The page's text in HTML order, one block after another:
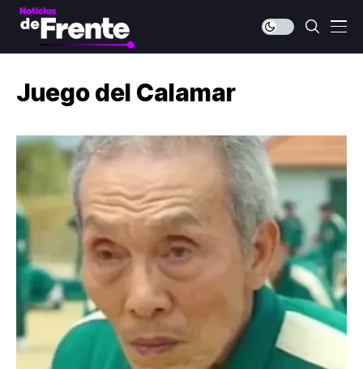
Juego del Calamar